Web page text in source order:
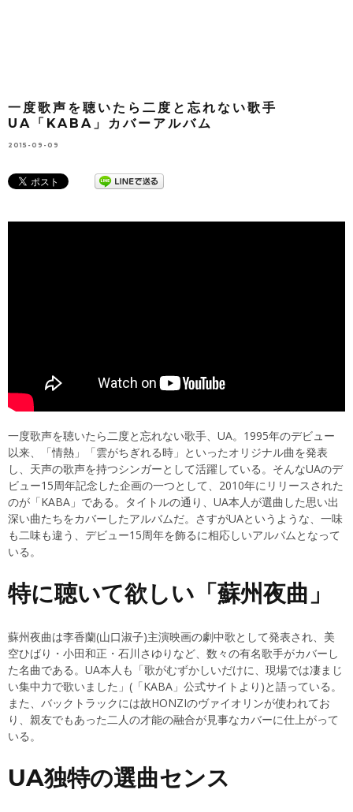
一度歌声を聴いたら二度と忘れない歌手
UA「KABA」カバーアルバム
2015-09-09
一度歌声を聴いたら二度と忘れない歌手、UA。1995年のデビュー
以来、「情熱」「雲がちぎれる時」といったオリジナル曲を発表
し、天声の歌声を持つシンガーとして活躍している。そんなUAのデ
ビュー15周年記念した企画の一つとして、2010年にリリースされた
のが「KABA」である。タイトルの通り、UA本人が選曲した思い出
深い曲たちをカバーしたアルバムだ。さすがUAというような、一味
も二味も違う、デビュー15周年を飾るに相応しいアルバムとなって
いる。
特に聴いて欲しい「蘇州夜曲」
蘇州夜曲は李香蘭(山口淑子)主演映画の劇中歌として発表され、美
空ひばり・小田和正・石川さゆりなど、数々の有名歌手がカバーし
た名曲である。UA本人も「歌がむずかしいだけに、現場では凄まじ
い集中力で歌いました」(「KABA」公式サイトより)と語っている。
また、バックトラックには故HONZIのヴァイオリンが使われてお
り、親友でもあった二人の才能の融合が見事なカバーに仕上がって
いる。
UA独特の選曲センス